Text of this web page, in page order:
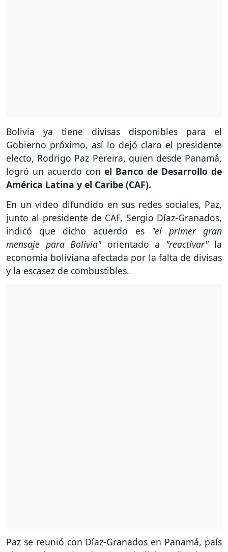
Bolivia ya tiene divisas disponibles para el
Gobierno próximo, así lo dejó claro el presidente
electo, Rodrigo Paz Pereira, quien desde Panamá,
logró un acuerdo con el Banco de Desarrollo de
América Latina y el Caribe (CAF).
En un video difundido en sus redes sociales, Paz,
junto al presidente de CAF, Sergio Díaz-Granados,
indicó que dicho acuerdo es"el primer gran
mensaje para Bolivia"orientado a "reactivar" la
economía boliviana afectada por la falta de divisas
y la escasez de combustibles.
Paz se reunió con Díaz-Granados en Panamá, país